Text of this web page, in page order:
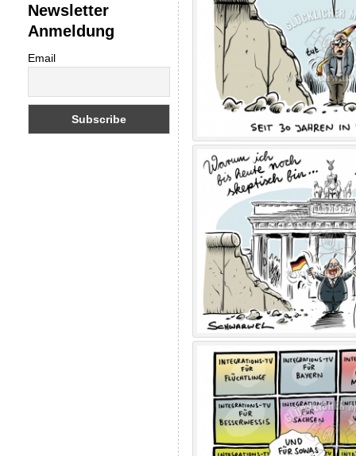
Newsletter
Anmeldung
Email